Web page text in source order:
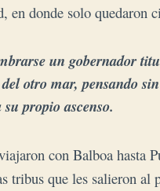
donde solo quedaron
un gobernador
otro mar, pensando
su propio ascenso.
con Balboa hasta
tribus que les salieron al